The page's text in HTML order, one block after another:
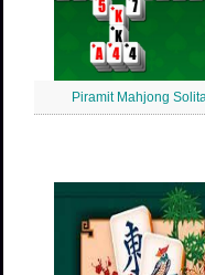
Piramit Mahjong